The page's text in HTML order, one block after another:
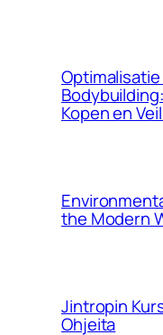
Optimalisatie
Kopen en
the Modern
Jintropin
Ohjeita